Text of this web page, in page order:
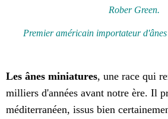
Rober Green.
Premier américain importateur
Les ânes miniatures, une race qui
milliers d'années avant notre ère. Il
méditerranéen, issus bien